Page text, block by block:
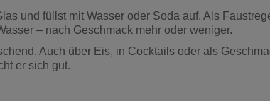
und füllst mit Wasser oder Soda auf. Als
– nach Geschmack mehr oder weniger.
Auch über Eis, in Cocktails oder als
er sich gut.